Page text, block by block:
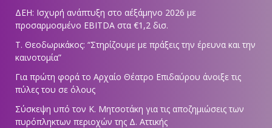
ΔΕΗ: Ισχυρή ανάπτυξη στο α΄εξάμηνο 2026 με
προσαρμοσμένο EBITDA στα €1,2 δισ.
Τ. Θεοδωρικάκος: “Στηρίζουμε με πράξεις την έρευνα και την
καινοτομία”
Για πρώτη φορά το Αρχαίο Θέατρο Επιδαύρου άνοιξε τις
πύλες του σε όλους
Σύσκεψη υπό τον Κ. Μητσοτάκη για τις αποζημιώσεις των
πυρόπληκτων περιοχών της Δ. Αττικής